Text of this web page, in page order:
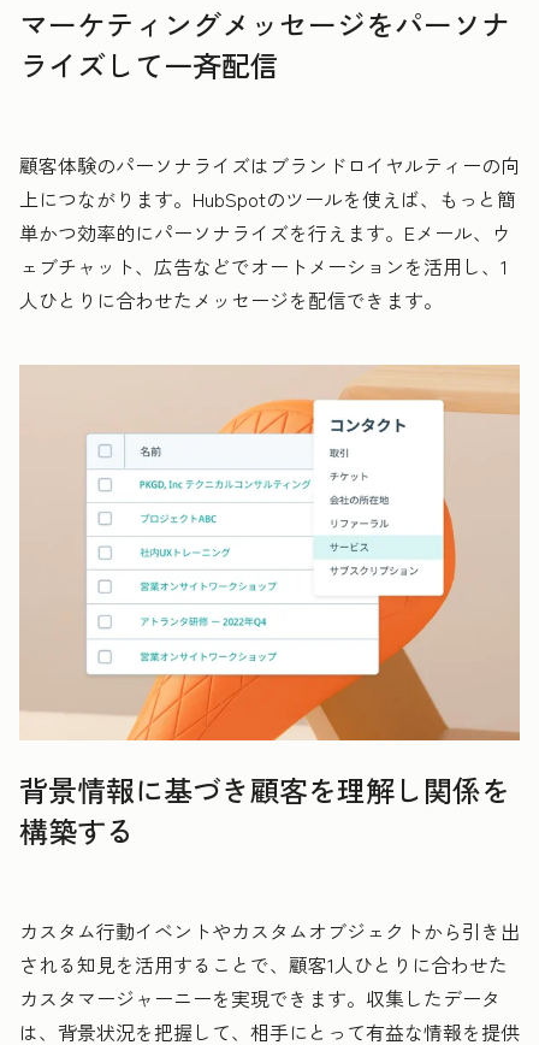
マーケティングメッセージをパーソナ
ライズして一斉配信
顧客体験のパーソナライズはブランドロイヤルティーの向
上につながります。HubSpotのツールを使えば、もっと簡
単かつ効率的にパーソナライズを行えます。Eメール、ウ
ェブチャット、広告などでオートメーションを活用し、1
人ひとりに合わせたメッセージを配信できます。
背景情報に基づき顧客を理解し関係を
構築する
カスタム行動イベントやカスタムオブジェクトから引き出
される知見を活用することで、顧客1人ひとりに合わせた
カスタマージャーニーを実現できます。収集したデータ
は、背景状況を把握して、相手にとって有益な情報を提供